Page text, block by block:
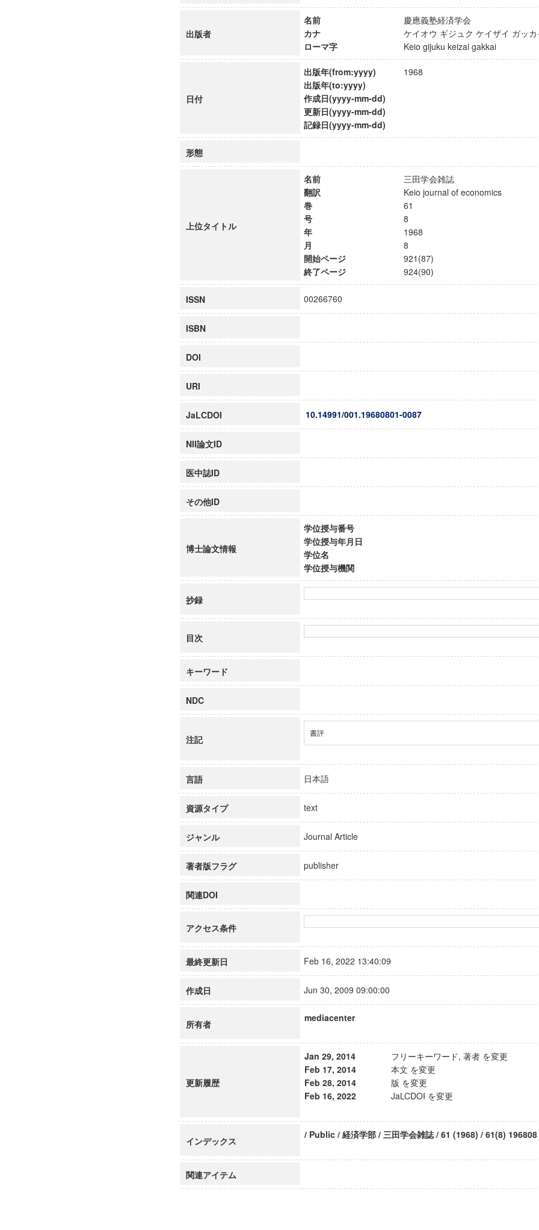
慶應義塾大学グローバルCOEプログラム市民社会ガバナンス教育研究センター
慶應義塾大学グローバルCOEプログラム論理と感性の先端的教育研究拠点
博士課程教育リーディングプログラム「超成熟社会発展のサイエンス」
出版者
名前
慶應義塾経済学会
カナ
ケイオウ ギジュク ケイザイ ガ
ローマ字
Keio gijuku keizai gakkai
日付
出版年(from:yyyy)
1968
出版年(to:yyyy)
作成日(yyyy-mm-dd)
更新日(yyyy-mm-dd)
記録日(yyyy-mm-dd)
形態
上位タイトル
名前
三田学会雑誌
翻訳
Keio journal of economics
巻
61
号
8
年
1968
月
8
開始ページ
921(87)
終了ページ
924(90)
ISSN 00266760
ISBN
DOI
URI
JaLCDOI 10.14991/001.19680801-0087
NII論文ID
医中誌ID
その他ID
博士論文情報
学位授与番号
学位授与年月日
学位名
学位授与機関
抄録
目次
キーワード
NDC
注記
書評
言語 日本語
資源タイプ text
ジャンル Journal Article
著者版フラグ publisher
関連DOI
アクセス条件
最終更新日 Feb 16, 2022 13:40:09
作成日 Jun 30, 2009 09:00:00
所有者
mediacenter
更新履歴
Jan 29, 2014
フリーキーワード, 著者 を変更
Feb 17, 2014
本文 を変更
Feb 28, 2014
版 を変更
Feb 16, 2022
JaLCDOI を変更
インデックス
/ Public / 経済学部 / 三田学会雑誌 / 61 (1968) / 61(8) 196808
関連アイテム